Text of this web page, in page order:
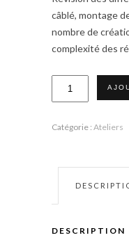
câblé, montage
nombre de
complexité des
Formation
jours
Catégorie : Ateliers
DESCRIPTION